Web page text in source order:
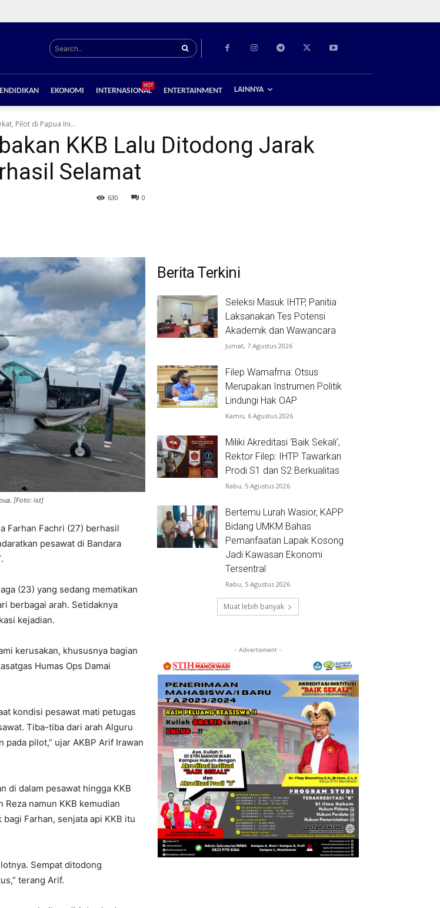
Search..
EKONOMI INTERNASIONAL
HOT
ENTERTAINMENT LAINNYA
Pilot di Papua Ini...
KKB Lalu Ditodong Jarak
Selamat
0
630
[Foto: ist]
Farhan Fachri (27) berhasil
pesawat di Bandara
(23) yang sedang mematikan
berbagai arah. Setidaknya
kejadian.
kerusakan, khususnya bagian
Humas Ops Damai
kondisi pesawat mati petugas
Tiba-tiba dari arah Alguru
pada pilot,” ujar AKBP Arif Irawan
di dalam pesawat hingga KKB
Reza namun KKB kemudian
Farhan, senjata api KKB itu
Sempat ditodong
terang Arif.
Berita Terkini
Seleksi Masuk IHTP, Panitia
Laksanakan Tes Potensi
Akademik dan Wawancara
Jumat, 7 Agustus 2026
Filep Wamafma: Otsus
Merupakan Instrumen Politik
Lindungi Hak OAP
Kamis, 6 Agustus 2026
Miliki Akreditasi ‘Baik Sekali’,
Rektor Filep: IHTP Tawarkan
Prodi S1 dan S2 Berkualitas
Rabu, 5 Agustus 2026
Bertemu Lurah Wasior, KAPP
Bidang UMKM Bahas
Pemanfaatan Lapak Kosong
Jadi Kawasan Ekonomi
Tersentral
Rabu, 5 Agustus 2026
Muat lebih banyak
- Advertisment -